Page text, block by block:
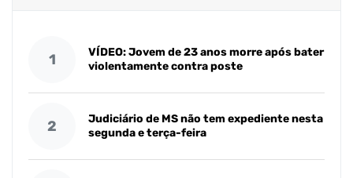
1
VÍDEO: Jovem de 23 anos morre após bater
violentamente contra poste
2
Judiciário de MS não tem expediente nesta
segunda e terça-feira